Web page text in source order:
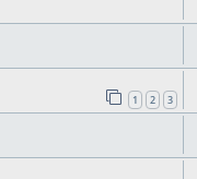
1 2 3